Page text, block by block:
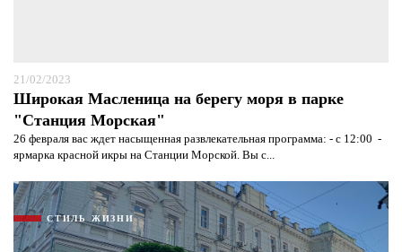
21/02/2023
Широкая Масленица на берегу моря в парке
"Станция Морская"
26 февраля вас ждет насыщенная развлекательная программа: - с 12:00 -
ярмарка красной икры на Станции Морской. Вы с...
СТИЛЬ ЖИЗНИ